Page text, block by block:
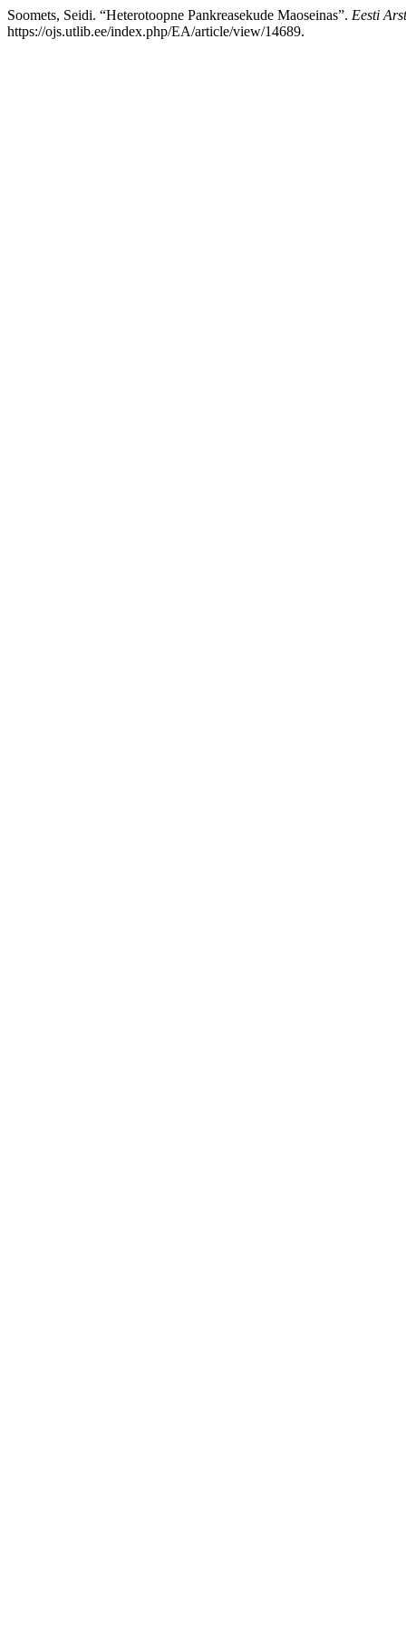
Soomets, Seidi. “Heterotoopne Pankreasekude Maoseinas”. Eesti Arst
https://ojs.utlib.ee/index.php/EA/article/view/14689.